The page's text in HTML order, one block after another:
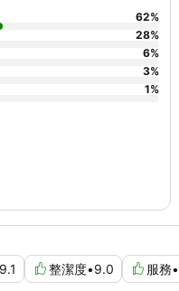
9.1 整潔度•9.0 服務•
62%
28%
6%
3%
1%